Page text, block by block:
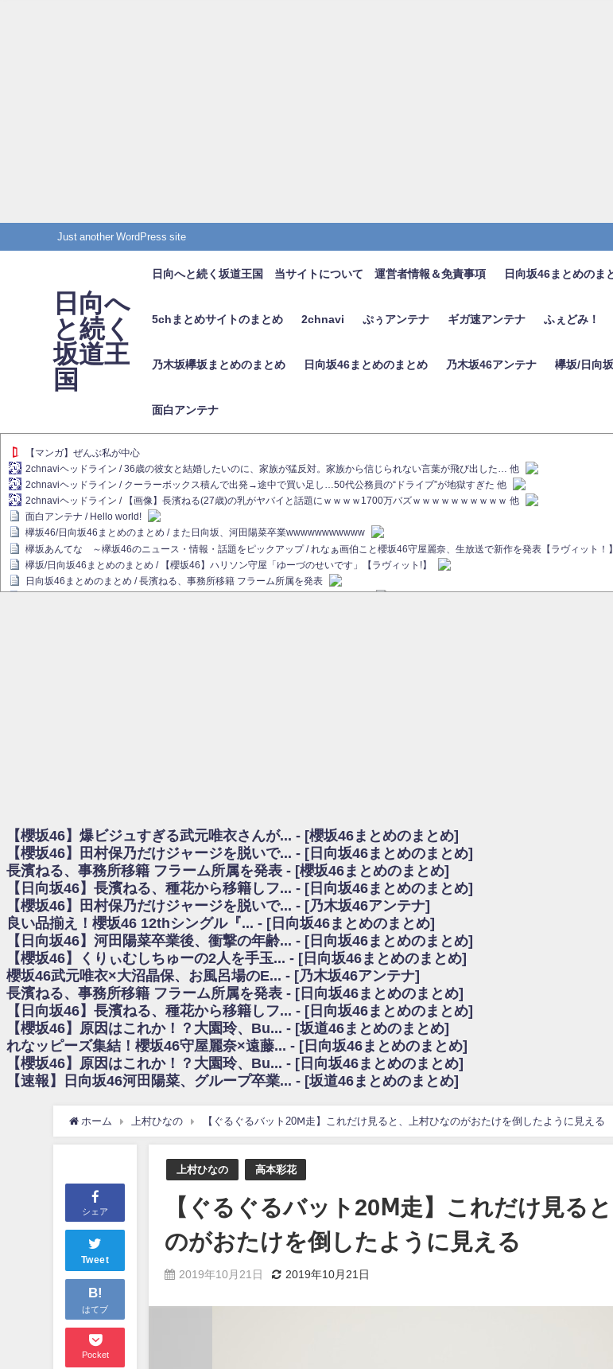
Just another WordPress site
日向へ
と続く
坂道王
国
日向へと続く坂道王国 当サイトについて 運営者情報＆免責事項 日向坂46まとめのま
5chまとめサイトのまとめ 2chnavi ぷぅアンテナ ギガ速アンテナ ふぇどみ！
乃木坂欅坂まとめのまとめ 日向坂46まとめのまとめ 乃木坂46アンテナ 欅坂/日向
面白アンテナ
【マンガ】ぜんぶ私が中心
2chnaviヘッドライン / 36歳の彼女と結婚したいのに、家族が猛反対。家族から信じられない言葉が飛び出した… 他
2chnaviヘッドライン / クーラーボックス積んで出発→途中で買い足し…50代公務員の“ドライブ”が地獄すぎた 他
2chnaviヘッドライン / 【画像】長濱ねる(27歳)の乳がヤバイと話題にｗｗｗｗ1700万バズｗｗｗｗｗｗｗｗｗｗ 他
面白アンテナ / Hello world!
欅坂46/日向坂46まとめのまとめ / また日向坂、河田陽菜卒業wwwwwwwwwww
欅坂あんてな ～欅坂46のニュース・情報・話題をピックアップ / れなぁ画伯こと櫻坂46守屋麗奈、生放送で新作を発表【ラヴィット！】
欅坂/日向坂46まとめのまとめ / 【櫻坂46】ハリソン守屋「ゆーづのせいです」【ラヴィット!】
日向坂46まとめのまとめ / 長濱ねる、事務所移籍 フラーム所属を発表
乃木坂欅坂まとめのまとめ / 【日向坂46】この月、何かあるのか！？『お願いバッハ！』ミーグリ日程がこちら
欅坂/日向坂46まとめのまとめ / 【櫻坂46】ミーグリで喧嘩！？山下瞳月、これはマジギレしてる
乃木坂46アンテナ / 【櫻坂46】ハリソン守屋「ゆーづのせいです」【ラヴィット!】
乃木坂あんてな ～乃木坂46・欅坂46・日向坂46のニュース・情報・話題をピックアップ / 良い品揃え！櫻坂46 12thシングル『Make or
日向坂46まとめのまとめ / 【日向坂46】この月、何かあるのか！？『お願いバッハ！』ミーグリ日程がこちら
日向坂46まとめのまとめ / 【元日向坂46】この卒業生、めちゃくちゃテレビで見かけるな
欅坂/日向坂46まとめのまとめ / 【櫻坂46】リアルミーグリであの販売も！『Make or Break』オフィシャルグッズ解禁
乃木坂46アンテナ / 【櫻坂46】ミーグリで喧嘩！？山下瞳月、これはマジギレしてる
乃木坂あんてな ～乃木坂46・欅坂46・日向坂46のニュース・情報・話題をピックアップ / れなッピーズ集結！櫻坂46守屋麗奈×遠藤理
日向坂46まとめのまとめ / 【日向坂46】富田鈴花、次の事務所が決まってそう！？
日向坂46まとめのまとめ / 【日向坂46】富田鈴花、次の事務所が決まってそう！？
乃木坂46アンテナ / 【日向坂46】この月、何かあるのか！？『お願いバッハ！』ミーグリ日程がこちら
乃木坂あんてな ～乃木坂46・欅坂46・日向坂46のニュース・情報・話題をピックアップ / 日向坂46卒業後初共演！佐々木久美さん、
欅坂46/日向坂46まとめのまとめ / 『anan』の表紙の櫻坂46さん、多様性の時代だと話題に
欅坂46/日向坂46まとめのまとめ / 日向坂46より重大発表！！！！
日向坂46まとめのまとめ / 【朗報】増田三莉音さんの生足wwwwwwwwwwww
日向坂46まとめのまとめ / 【日向坂46】五期生着ぐるみ生写真も！ 富田鈴花考案グッズ＆生写真5種が公開される
アイドル – ぷぅアンテナ / 「乃木坂46ののぎおび⊿」北野日奈子が生配信！【2022.3.22 17:15〜 SHOWROOM】
アイドル – ぷぅアンテナ / 2022年3月22日（火）のメディア情報
アイドル – ぷぅアンテナ / 【乃木坂46】井上和の『なぎおはぎ』って こんぺいとう×いちごみるく×マヨラー星人 と同じと考えてよろしい
アイドル – ぷぅアンテナ / 【乃木坂46】日村勇紀 gif職人が切り抜いた名シーン.gif
ふぇどみ！ / 【悲報】呪術廻戦、視聴率5.1%
ふぇどみ！ / 【画像】スポ－ツキャスターお姉さん・ハメまくりだったｗｗｗｗｗｗｗｗｗｗｗｗ
ふぇどみ！ / 【悲報】母「裕福な過程が高学歴になるとか大嘘。教育に金をかけまくったうちの息子が団地住みの貧乏に学歴で負けた」
Powered by livedoor 相互RSS
【櫻坂46】爆ビジュすぎる武元唯衣さんが... - [櫻坂46まとめのまとめ]
【櫻坂46】田村保乃だけジャージを脱いで... - [日向坂46まとめのまとめ]
長濱ねる、事務所移籍 フラーム所属を発表 - [櫻坂46まとめのまとめ]
【日向坂46】長濱ねる、種花から移籍しフ... - [日向坂46まとめのまとめ]
【櫻坂46】田村保乃だけジャージを脱いで... - [乃木坂46アンテナ]
良い品揃え！櫻坂46 12thシングル『... - [日向坂46まとめのまとめ]
【日向坂46】河田陽菜卒業後、衝撃の年齢... - [日向坂46まとめのまとめ]
【櫻坂46】くりぃむしちゅーの2人を手玉... - [日向坂46まとめのまとめ]
櫻坂46武元唯衣×大沼晶保、お風呂場のE... - [乃木坂46アンテナ]
長濱ねる、事務所移籍 フラーム所属を発表 - [日向坂46まとめのまとめ]
【日向坂46】長濱ねる、種花から移籍しフ... - [日向坂46まとめのまとめ]
【櫻坂46】原因はこれか！？大園玲、Bu... - [坂道46まとめのまとめ]
れなッピーズ集結！櫻坂46守屋麗奈×遠藤... - [日向坂46まとめのまとめ]
【櫻坂46】原因はこれか！？大園玲、Bu... - [日向坂46まとめのまとめ]
【速報】日向坂46河田陽菜、グループ卒業... - [坂道46まとめのまとめ]
ホーム 上村ひなの 【ぐるぐるバット20Ⅿ走】これだけ見ると、上村ひなのがおたけを倒したように見える
シェア
Tweet
B!
はてブ
Pocket
上村ひなの 高本彩花
【ぐるぐるバット20Ⅿ走】これだけ見る
のがおたけを倒したように見える
2019年10月21日 2019年10月21日